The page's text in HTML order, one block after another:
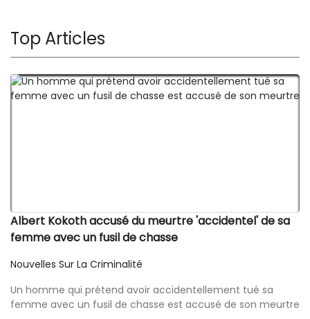
Top Articles
Albert Kokoth accusé du meurtre 'accidentel' de sa
femme avec un fusil de chasse
Nouvelles Sur La Criminalité
Un homme qui prétend avoir accidentellement tué sa
femme avec un fusil de chasse est accusé de son meurtre